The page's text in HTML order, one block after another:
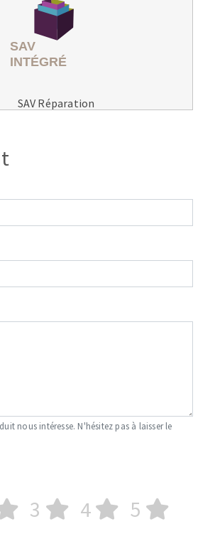
SAV Réparation
nous intéresse. N'hésitez pas à laisser le
3 4 5